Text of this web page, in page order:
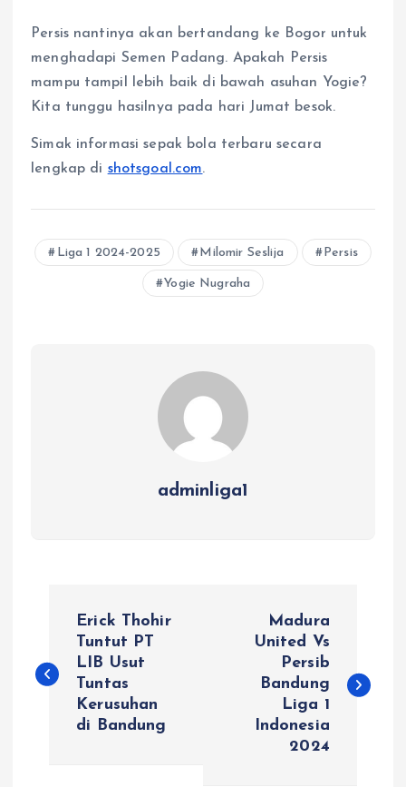
Persis nantinya akan bertandang ke Bogor untuk
menghadapi Semen Padang. Apakah Persis
mampu tampil lebih baik di bawah asuhan Yogie?
Kita tunggu hasilnya pada hari Jumat besok.
Simak informasi sepak bola terbaru secara
lengkap di shotsgoal.com.
Liga 1 2024-2025 Milomir Seslija Persis
Yogie Nugraha
adminliga1
s
Erick Thohir
Tuntut PT
LIB Usut
Tuntas
Kerusuhan
di Bandung
Madura
United Vs
Persib
Bandung
Liga 1
Indonesia
2024